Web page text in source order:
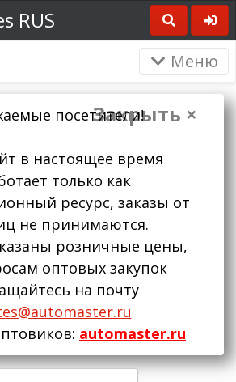
RUS
Меню
Закрыть ×
посетители!
в настоящее время
только как
ресурс, заказы от
не принимаются.
розничные цены,
оптовых закупок
на почту
automaster.ru